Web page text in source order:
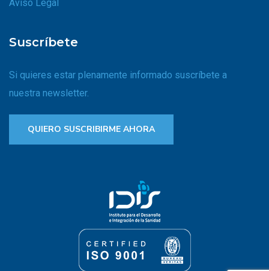
Aviso Legal
Suscríbete
Si quieres estar plenamente informado suscríbete a
nuestra newsletter.
QUIERO SUSCRIBIRME AHORA